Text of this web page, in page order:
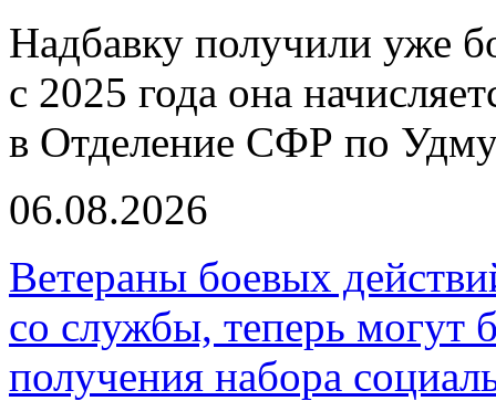
Надбавку получили уже
с 2025 года она
в Отделение СФР по
06.08.2026
Ветераны боевых
со службы, теперь могут
получения набора